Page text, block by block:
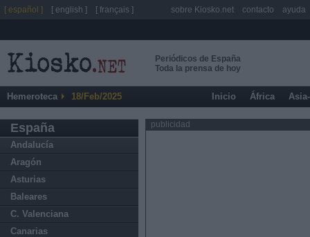
Periódicos de España
Toda la prensa de hoy
Hemeroteca 18/Feb/2025 Inicio África
España
Andalucía
Aragón
Asturias
Baleares
C. Valenciana
Canarias
publicidad
[ español ] [ english ] [ français ] sobre Kiosko.net contacto ayuda